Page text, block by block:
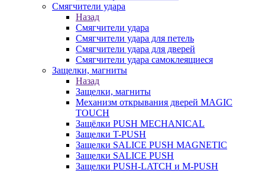
Смягчители удара
Назад
Смягчители удара
Смягчители удара для петель
Смягчители удара для дверей
Cмягчители удара самоклеящиеся
Защелки, магниты
Назад
Защелки, магниты
Механизм открывания дверей MAGIC
TOUCH
Защёлки PUSH MECHANICAL
Защелки T-PUSH
Защелки SALICE PUSH MAGNETIC
Защелки SALICE PUSH
Защелки PUSH-LATCH и M-PUSH